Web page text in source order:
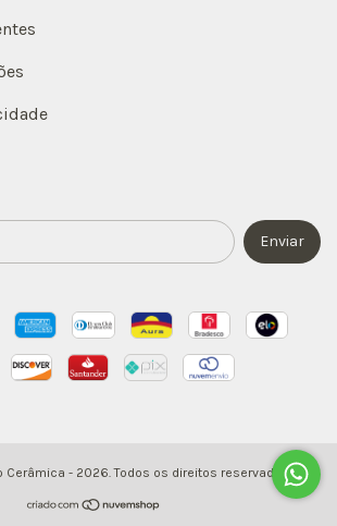
Cerâmica - 2026. Todos os direitos reservados.